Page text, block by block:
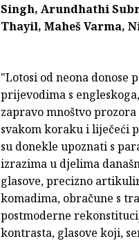
Singh, Arundhathi
Thayil, Maheš Varma,
"Lotosi od neona
prijevodima s
zapravo mnoštvo
svakom koraku i liječeći
su donekle upoznati s
izrazima u djelima
glasove, precizno
komadima, obračune s
postmoderne
kontrasta, glasove koji,